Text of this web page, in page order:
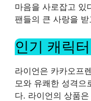
마음을 사로잡고 있
팬들의 큰 사랑을
인기 캐릭
라이언은 카카오프
모와 유쾌한 성격으
다. 라이언의 상품